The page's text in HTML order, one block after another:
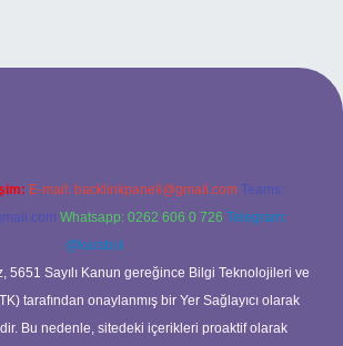
E-mail: backlinkpaneli@gmail.com Teams:
Whatsapp: 0262 606 0 726 Telegram:
@karabul
5651 Sayılı Kanun gereğince Bilgi Teknolojileri ve
tarafından onaylanmış bir Yer Sağlayıcı olarak
Bu nedenle, sitedeki içerikleri proaktif olarak